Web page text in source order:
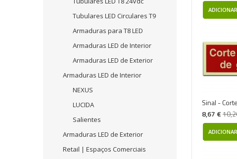
Tubulares LED Circulares T9
Armaduras para T8 LED
Armaduras LED de Interior
Armaduras LED de Exterior
Armaduras LED de Interior
NEXUS
LUCIDA
Salientes
Armaduras LED de Exterior
Retail | Espaços Comerciais
Sinal -
8,67 €